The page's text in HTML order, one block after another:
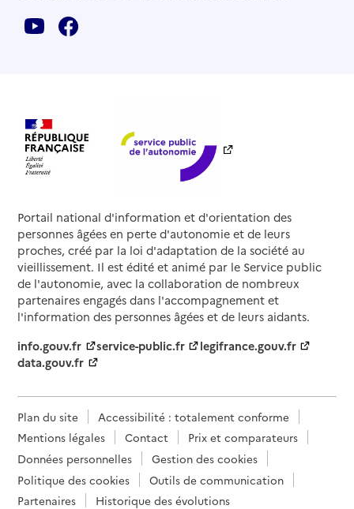
Portail national d'information et d'orientation des
personnes âgées en perte d'autonomie et de leurs
proches, créé par la loi d'adaptation de la société au
vieillissement. Il est édité et animé par le Service public
de l'autonomie, avec la collaboration de nombreux
partenaires engagés dans l'accompagnement et
l'information des personnes âgées et de leurs aidants.
info.gouv.fr
service-public.fr
legifrance.gouv.fr
data.gouv.fr
Plan du site
Accessibilité : totalement conforme
Mentions légales
Contact
Prix et comparateurs
Données personnelles
Gestion des cookies
Politique des cookies
Outils de communication
Partenaires
Historique des évolutions